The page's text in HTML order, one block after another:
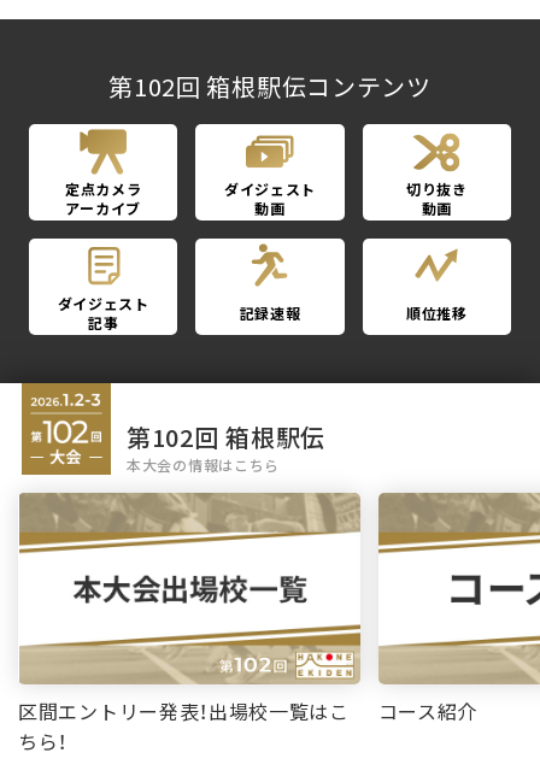
第102回 箱根駅伝コンテンツ
定点カメラ
アーカイブ
ダイジェスト
動画
切り抜き
動画
ダイジェスト
記事
記録速報 順位推移
第102回 箱根駅伝
本大会の情報はこちら
区間エントリー発表！出場校一覧はこ
ちら！
コース紹介